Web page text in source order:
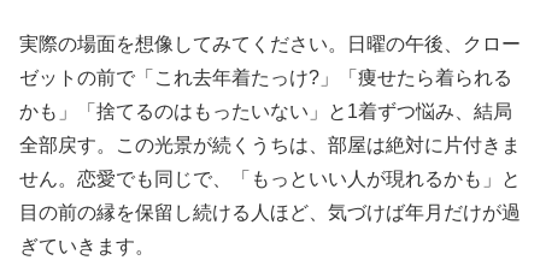
実際の場面を想像してみてください。日曜の午後、クロー
ゼットの前で「これ去年着たっけ?」「痩せたら着られる
かも」「捨てるのはもったいない」と1着ずつ悩み、結局
全部戻す。この光景が続くうちは、部屋は絶対に片付きま
せん。恋愛でも同じで、「もっといい人が現れるかも」と
目の前の縁を保留し続ける人ほど、気づけば年月だけが過
ぎていきます。